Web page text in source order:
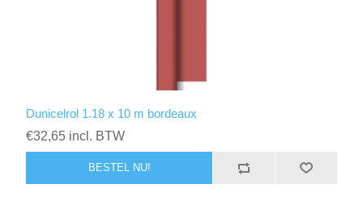
Dunicelrol 1.18 x 10 m bordeaux
€32,65 incl. BTW